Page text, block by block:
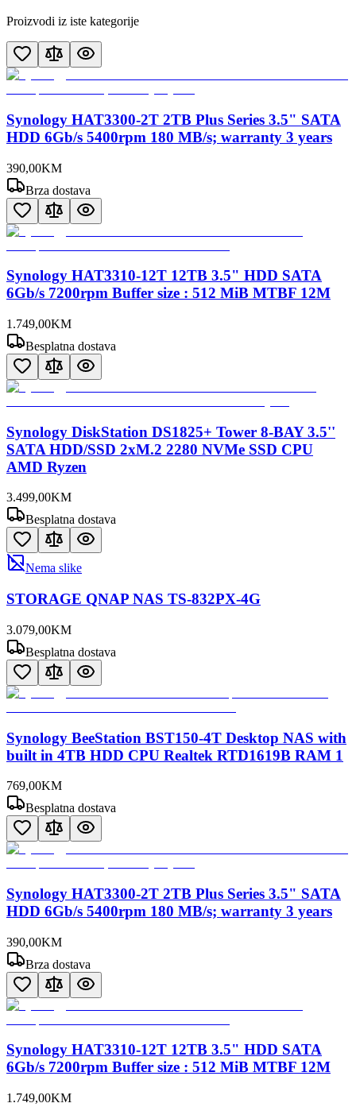
Proizvodi iz iste kategorije
Synology HAT3300-2T 2TB Plus Series 3.5" SATA
HDD 6Gb/s 5400rpm 180 MB/s; warranty 3 years
390,00KM
Brza dostava
Synology HAT3310-12T 12TB 3.5" HDD SATA
6Gb/s 7200rpm Buffer size : 512 MiB MTBF 12M
1.749,00KM
Besplatna dostava
Synology DiskStation DS1825+ Tower 8-BAY 3.5''
SATA HDD/SSD 2xM.2 2280 NVMe SSD CPU
AMD Ryzen
3.499,00KM
Besplatna dostava
Nema slike
STORAGE QNAP NAS TS-832PX-4G
3.079,00KM
Besplatna dostava
Synology BeeStation BST150-4T Desktop NAS with
built in 4TB HDD CPU Realtek RTD1619B RAM 1
769,00KM
Besplatna dostava
Synology HAT3300-2T 2TB Plus Series 3.5" SATA
HDD 6Gb/s 5400rpm 180 MB/s; warranty 3 years
390,00KM
Brza dostava
Synology HAT3310-12T 12TB 3.5" HDD SATA
6Gb/s 7200rpm Buffer size : 512 MiB MTBF 12M
1.749,00KM